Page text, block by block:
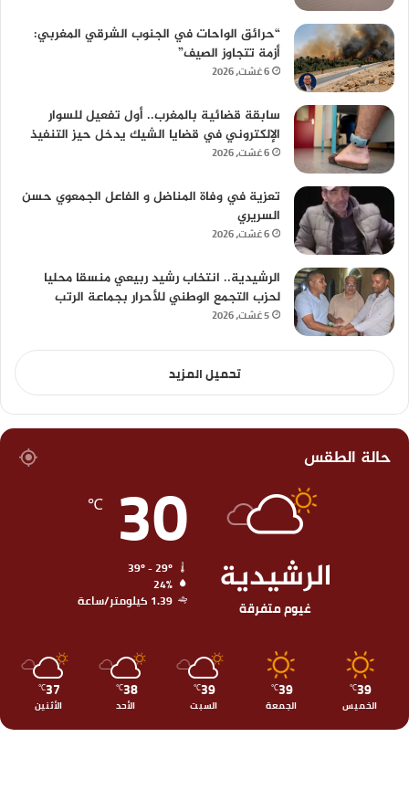
“حرائق الواحات في الجنوب الشرقي المغربي:
أزمة تتجاوز الصيف”
6 غشت، 2026
سابقة قضائية بالمغرب.. أول تفعيل للسوار
الإلكتروني في قضايا الشيك يدخل حيز التنفيذ
6 غشت، 2026
تعزية في وفاة المناضل و الفاعل الجمعوي حسن
السريري
6 غشت، 2026
الرشيدية.. انتخاب رشيد ربيعي منسقا محليا
لحزب التجمع الوطني للأحرار بجماعة الرتب
5 غشت، 2026
تحميل المزيد
حالة الطقس
الرشيدية
غيوم متفرقة
30
℃
24%
1.39 كيلومتر/ساعة
39
℃
الخميس
39
℃
الجمعة
39
℃
السبت
38
℃
الأحد
37
℃
الأثنين